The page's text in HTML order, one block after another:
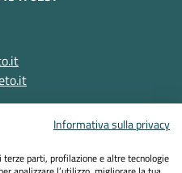
Informativa sulla privacy
parti, profilazione e altre tecnologie